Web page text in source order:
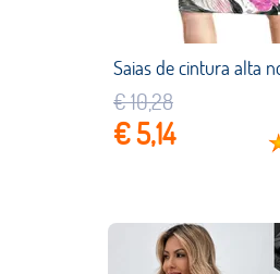
€ 10,28
€ 5,14